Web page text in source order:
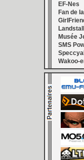
EF-Nes
Fan de
Musée
SMS
Speccyal
Wakoo-